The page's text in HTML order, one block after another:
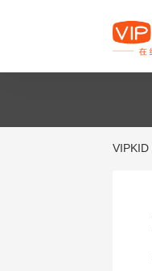
VIPKID